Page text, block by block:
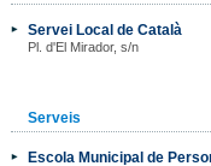
Servei Local de Català
Pl. d'El Mirador, s/n
Serveis
Escola Municipal de